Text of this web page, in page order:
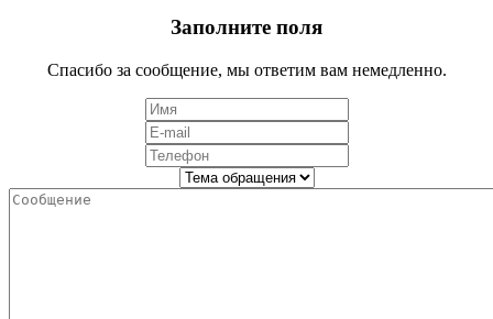
Заполните поля
Спасибо за сообщение, мы ответим вам немедленно.